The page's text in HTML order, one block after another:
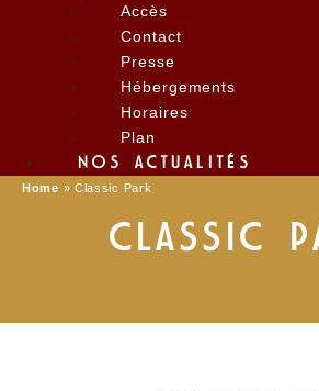
Accès
Contact
Presse
Hébergements
Horaires
Plan
NOS ACTUALITÉS
Home » Classic Park
CLASSIC